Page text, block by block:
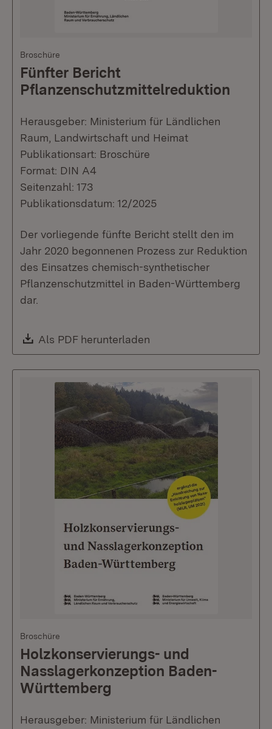
Broschüre
Fünfter Bericht
Pflanzenschutzmittelreduktion
Herausgeber: Ministerium für Ländlichen
Raum, Landwirtschaft und Heimat
Publikationsart: Broschüre
Format: DIN A4
Seitenzahl: 173
Publikationsdatum: 12/2025
Der vorliegende fünfte Bericht stellt den im
Jahr 2020 begonnenen Prozess zur Reduktion
des Einsatzes chemisch-synthetischer
Pflanzenschutzmittel in Baden-Württemberg
dar.
Download:
Als PDF herunterladen
Broschüre
Holzkonservierungs- und
Nasslagerkonzeption Baden-
Württemberg
Herausgeber: Ministerium für Ländlichen